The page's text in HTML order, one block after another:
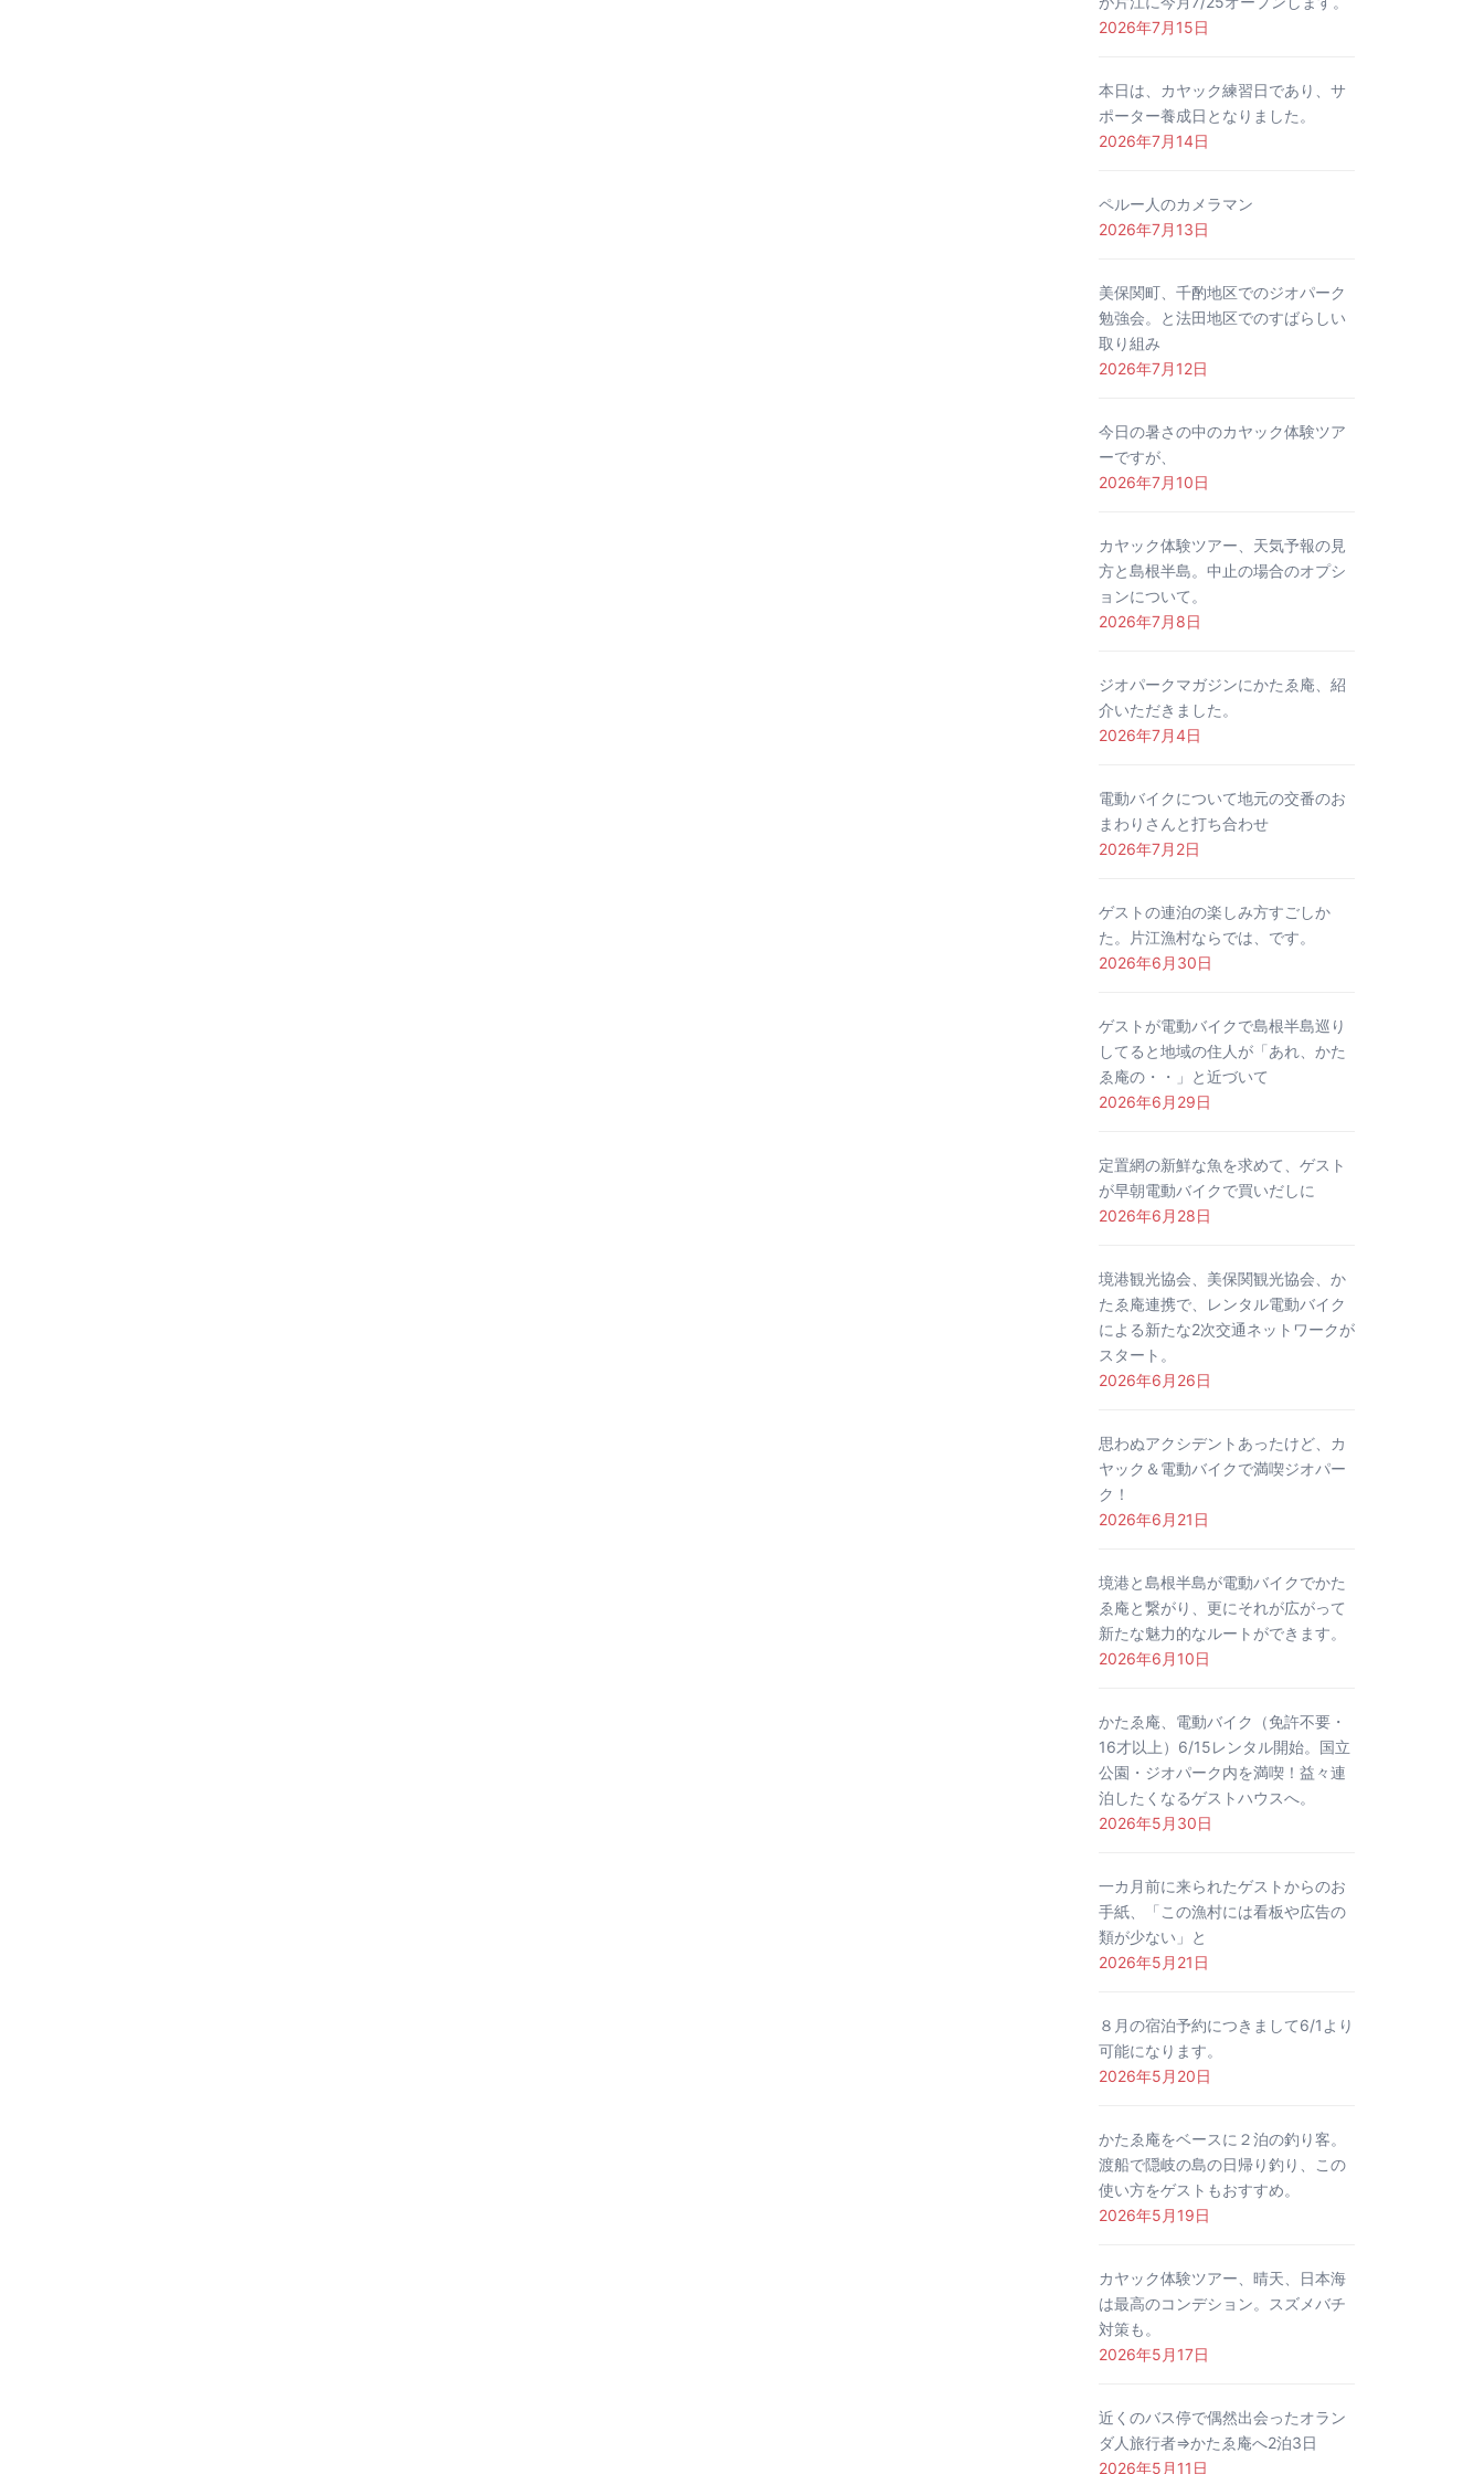
2026年7月15日
本日は、カヤック練習日であり、サ
ポーター養成日となりました。
2026年7月14日
ペルー人のカメラマン
2026年7月13日
美保関町、千酌地区でのジオパーク
勉強会。と法田地区でのすばらしい
取り組み
2026年7月12日
今日の暑さの中のカヤック体験ツア
ーですが、
2026年7月10日
カヤック体験ツアー、天気予報の見
方と島根半島。中止の場合のオプシ
ョンについて。
2026年7月8日
ジオパークマガジンにかたゑ庵、紹
介いただきました。
2026年7月4日
電動バイクについて地元の交番のお
まわりさんと打ち合わせ
2026年7月2日
ゲストの連泊の楽しみ方すごしか
た。片江漁村ならでは、です。
2026年6月30日
ゲストが電動バイクで島根半島巡り
してると地域の住人が「あれ、かた
ゑ庵の・・」と近づいて
2026年6月29日
定置網の新鮮な魚を求めて、ゲスト
が早朝電動バイクで買いだしに
2026年6月28日
境港観光協会、美保関観光協会、か
たゑ庵連携で、レンタル電動バイク
による新たな2次交通ネットワークが
スタート。
2026年6月26日
思わぬアクシデントあったけど、カ
ヤック＆電動バイクで満喫ジオパー
ク！
2026年6月21日
境港と島根半島が電動バイクでかた
ゑ庵と繋がり、更にそれが広がって
新たな魅力的なルートができます。
2026年6月10日
かたゑ庵、電動バイク（免許不要・
16才以上）6/15レンタル開始。国立
公園・ジオパーク内を満喫！益々連
泊したくなるゲストハウスへ。
2026年5月30日
一カ月前に来られたゲストからのお
手紙、「この漁村には看板や広告の
類が少ない」と
2026年5月21日
８月の宿泊予約につきまして6/1より
可能になります。
2026年5月20日
かたゑ庵をベースに２泊の釣り客。
渡船で隠岐の島の日帰り釣り、この
使い方をゲストもおすすめ。
2026年5月19日
カヤック体験ツアー、晴天、日本海
は最高のコンデション。スズメバチ
対策も。
2026年5月17日
近くのバス停で偶然出会ったオラン
ダ人旅行者⇒かたゑ庵へ2泊3日
2026年5月11日